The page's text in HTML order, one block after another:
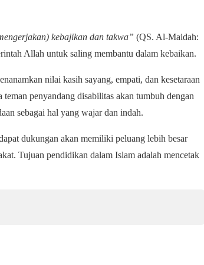
kebajikan dan takwa” (QS. Al-Maidah:
Allah untuk saling membantu dalam kebaikan.
nilai kasih sayang, empati, dan kesetaraan
penyandang disabilitas akan tumbuh dengan
sebagai hal yang wajar dan indah.
dukungan akan memiliki peluang lebih besar
Tujuan pendidikan dalam Islam adalah mencetak